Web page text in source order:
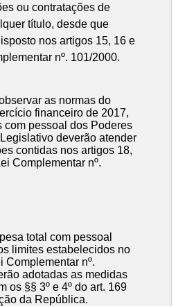
ou contratações de
título, desde que
nos artigos 15, 16 e
nº. 101/2000.
as normas do
financeiro de 2017,
com pessoal dos Poderes
deverão atender
contidas nos artigos 18,
Complementar nº.
total com pessoal
limites estabelecidos no
Complementar nº.
adotadas as medidas
os §§ 3º e 4º do art. 169
da República.